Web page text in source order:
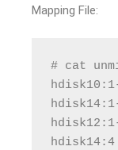
Mapping File:
# cat
hdisk14:4